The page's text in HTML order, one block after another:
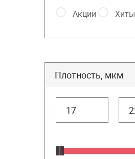
Акции
Хиты
Плотность, мкм